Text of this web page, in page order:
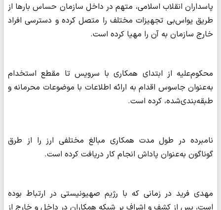
پاسداران انقلاب اسلامی، متهم در داخل سازمان حساس بارها از
طریق یواس‌بی تجهیزات مختلف را متصل کرده و دسترسی افراد
خارج سازمان به آن را مهیا کرده است.
محکوم‌علیه از ابتدای همکاری با سرویس تا مقطع استخدام
به‌عنوان جاسوس اقدام به ارائه اطلاعات با موضوعات محرمانه و
طبقه‌بندی‌شده، کرده است.
نامبرده در طول مدت همکاری مبالغ مختلفی ارز را از طرق
گوناگون به‌عنوان پاداش انجام کار دریافت کرده است.
مهدی فرید در زمانی که با رژیم صهیونیستی در ارتباط بوده
است، پس از کشف و اشراف بر شبکه همکاران در داخل و خارج از